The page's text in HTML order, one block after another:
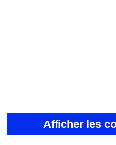
Afficher les